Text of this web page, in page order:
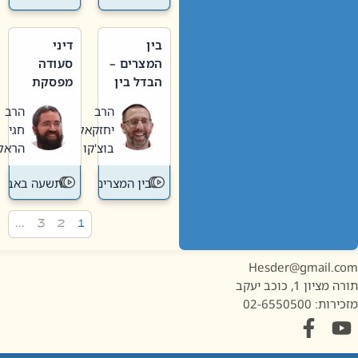
בין
המצרים –
הבדל בין
חדשה
לישנה
הרב
יחזקאל
בוצ'קו
בין המצרים
דיני
סעודה
מפסקת
תשעה
באב
הרב
חגי
הראל
תשעה באב
1, כוכב יעקב
02-6550500